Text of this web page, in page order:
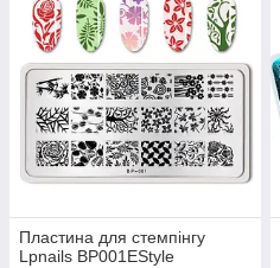
Пластина для стемпінгу
Lpnails BP001EStyle